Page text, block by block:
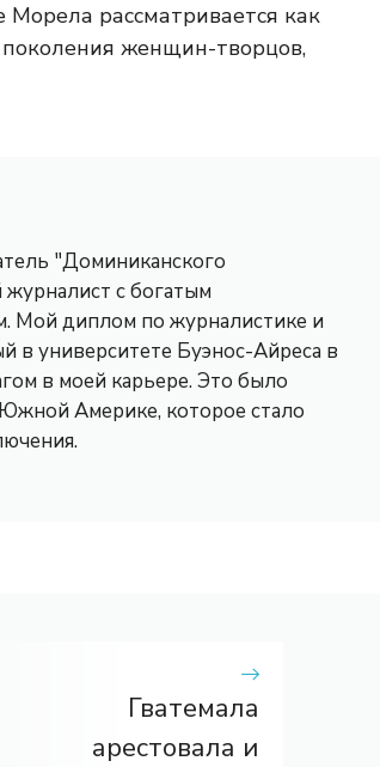
Морела рассматривается как
женщин-творцов,
"Доминиканского
с богатым
Мой диплом по журналистике и
в университете Буэнос-Айреса в
в моей карьере. Это было
Америке, которое стало
Гватемала
арестовала и